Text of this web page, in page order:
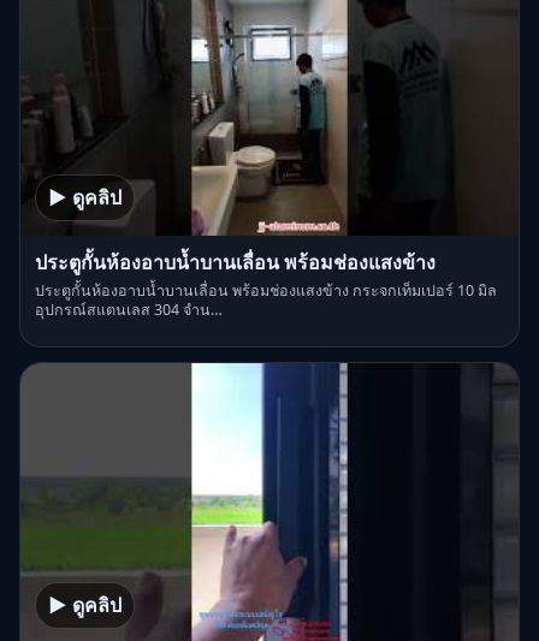
▶ ดูคลิป
ประตูกั้นห้องอาบน้ำบานเลื่อน พร้อมช่องแสงข้าง
ประตูกั้นห้องอาบน้ำบานเลื่อน พร้อมช่องแสงข้าง กระจกเท็มเปอร์ 10 มิล
อุปกรณ์สแตนเลส 304 จำน…
▶ ดูคลิป